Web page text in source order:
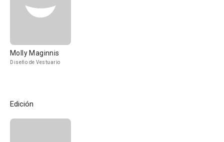
Molly Maginnis
Diseño de Vestuario
Edición